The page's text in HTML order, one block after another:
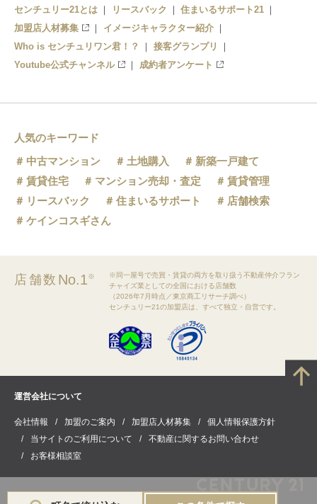
センチュリー21とは
リースバック
住まいるサポート21
加盟店人材募集
イメージキャラクター紹介
Who is センチュリワン君！？
接客グランプリ
Youtube公式チャンネル
成約者アンケート
人気のキーワード
中古マンション
土地購入
新築一戸建て
賃貸住宅
マンション売却・査定
賃貸管理
リースバック
住まいるサポート
店舗検索
ケインコスギさん
店舗数 No.1※
※同一屋号で売買・賃貸の両方を取り扱う不動産仲介フラン
チャイズ業としての全国における店舗数
（2026年7月時点／東京商工リサーチ調べ）
センチュリー21の加盟店は、すべて独立・自営です。
運営会社について
会社情報 加盟のご案内 加盟店人材募集
個人情報保護方針
当サイトのご利用について
不動産に関するお問い合わせ
お客様相談室